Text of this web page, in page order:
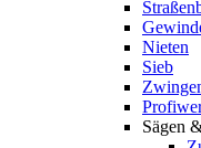
Nieten
Sieb
Sägen